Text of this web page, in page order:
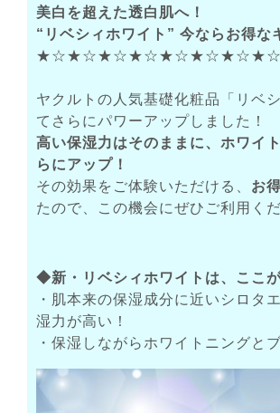
美白を超えた透白肌へ！
“リベシィホワイト” 今ならお得な
ヤクルトの人気基礎化粧品「リベ
てさらにパワーアップしました！
高い保湿力はそのままに、ホワイ
らにアップ！
その効果をご体験いただける、 お
たので、この機会にぜひご利用く
◆新・リベシィホワイトは、ここが
・肌本来の保湿成分に近いシロタ
湿力が高い！
・保湿しながらホワイトニングと